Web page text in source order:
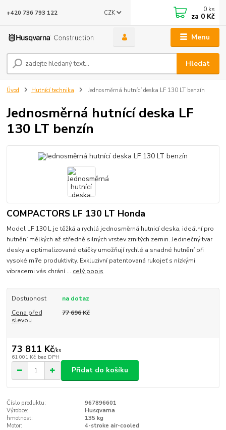
Menu
CZK
Hledat
+420 736 793 122 0 ks
za 0 Kč
Úvod Hutnící technika Jednosměrná hutnící deska LF 130 LT benzín
Jednosměrná hutnící deska LF
130 LT benzín
COMPACTORS LF 130 LT Honda
Model LF 130 L je těžká a rychlá jednosměrná hutnicí deska, ideální pro
hutnění mělkých až středně silných vrstev zrnitých zemin. Jedinečný tvar
desky a optimalizované otáčky umožňují rychlé a snadné hutnění při
vysoké míře produktivity. Exkluzivní patentovaná rukojeť s nízkými
vibracemi vás chrání ... celý popis
Dostupnost
na dotaz
Cena před
slevou
77 696 Kč
73 811 Kč/ks
61 001 Kč bez DPH
Přidat do košíku
Číslo produktu:
967896601
Výrobce:
Husqvarna
hmotnost:
135 kg
Motor:
4-stroke air-cooled